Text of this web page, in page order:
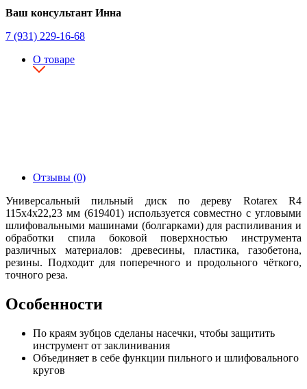
Ваш консультант Инна
7 (931) 229-16-68
О товаре
Отзывы (0)
Универсальный пильный диск по дереву Rotarex R4
115х4х22,23 мм (619401) используется совместно с угловыми
шлифовальными машинами (болгарками) для распиливания и
обработки спила боковой поверхностью инструмента
различных материалов: древесины, пластика, газобетона,
резины. Подходит для поперечного и продольного чёткого,
точного реза.
Особенности
По краям зубцов сделаны насечки, чтобы защитить
инструмент от заклинивания
Объединяет в себе функции пильного и шлифовального
кругов